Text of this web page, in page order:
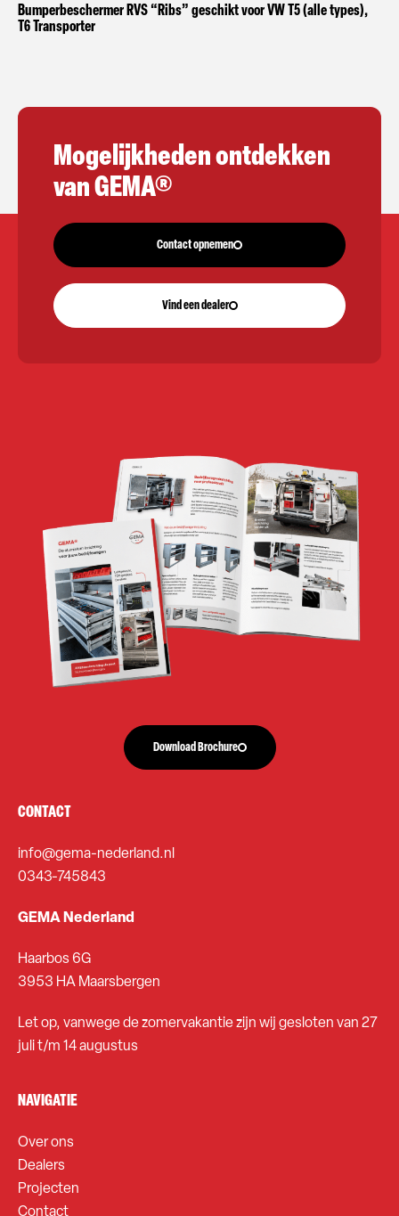
Bumperbeschermer RVS “Ribs” geschikt voor VW T5 (alle types),
T6 Transporter
Mogelijkheden ontdekken
van GEMA®
Contact opnemen
Vind een dealer
Download Brochure
CONTACT
info@gema-nederland.nl
0343-745843
GEMA Nederland
Haarbos 6G
3953 HA Maarsbergen
Let op, vanwege de zomervakantie zijn wij gesloten van 27
juli t/m 14 augustus
NAVIGATIE
Over ons
Dealers
Projecten
Contact